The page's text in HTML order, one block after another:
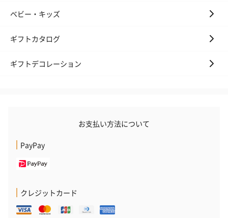
ベビー・キッズ
ギフトカタログ
ギフトデコレーション
お支払い方法について
PayPay
クレジットカード